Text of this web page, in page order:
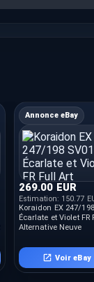
Annonce eBay
269.00 EUR
Estimation: 150.77
Koraidon EX 247/198
Écarlate et Violet FR
Alternative Neuve
Voir eBay